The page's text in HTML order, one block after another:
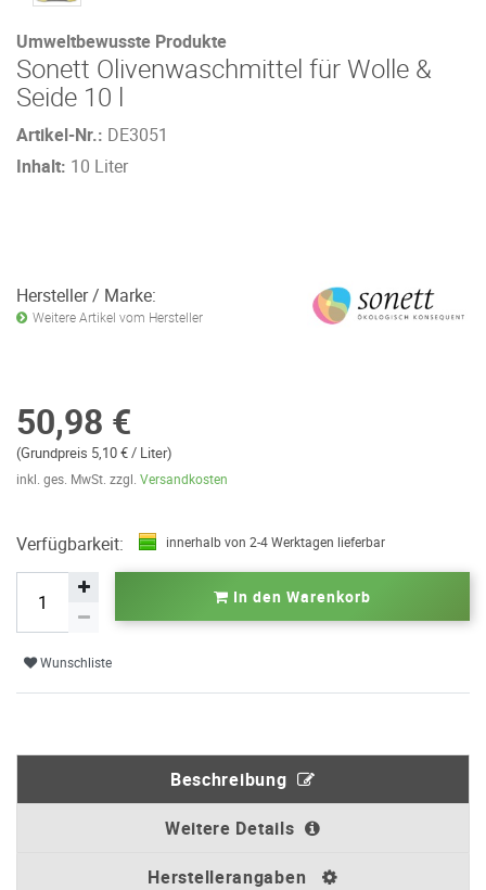
Umweltbewusste Produkte
Sonett Olivenwaschmittel für Wolle &
Seide 10 l
Artikel-Nr.: DE3051
Inhalt: 10 Liter
Hersteller / Marke:
Weitere Artikel vom Hersteller
50,98 €
(Grundpreis 5,10 € / Liter)
inkl. ges. MwSt. zzgl. Versandkosten
Verfügbarkeit: innerhalb von 2-4 Werktagen lieferbar
In den Warenkorb
Wunschliste
Beschreibung
Weitere Details
Herstellerangaben